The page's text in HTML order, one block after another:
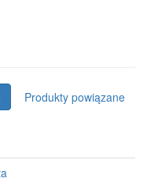
Produkty powiązane